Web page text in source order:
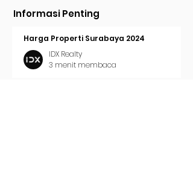
Informasi Penting
Harga Properti Surabaya 2024
IDX Realty
3 menit membaca